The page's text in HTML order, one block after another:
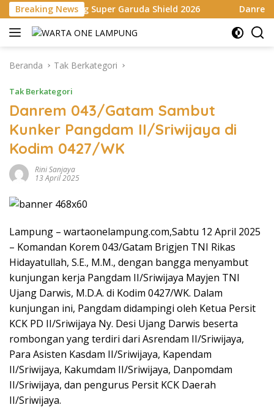
Langsung
ke
konten
Breaking News
Super Garuda Shield 2026 Danrem 043/Gatam
Beranda Tak Berkategori
Tak Berkategori
Danrem 043/Gatam Sambut
Kunker Pangdam II/Sriwijaya di
Kodim 0427/WK
Rini Sanjaya
13 April 2025
Lampung – wartaonelampung.com,Sabtu 12 April 2025
– Komandan Korem 043/Gatam Brigjen TNI Rikas
Hidayatullah, S.E., M.M., dengan bangga menyambut
kunjungan kerja Pangdam II/Sriwijaya Mayjen TNI
Ujang Darwis, M.D.A. di Kodim 0427/WK. Dalam
kunjungan ini, Pangdam didampingi oleh Ketua Persit
KCK PD II/Sriwijaya Ny. Desi Ujang Darwis beserta
rombongan yang terdiri dari Asrendam II/Sriwijaya,
Para Asisten Kasdam II/Sriwijaya, Kapendam
II/Sriwijaya, Kakumdam II/Sriwijaya, Danpomdam
II/Sriwijaya, dan pengurus Persit KCK Daerah
II/Sriwijaya.